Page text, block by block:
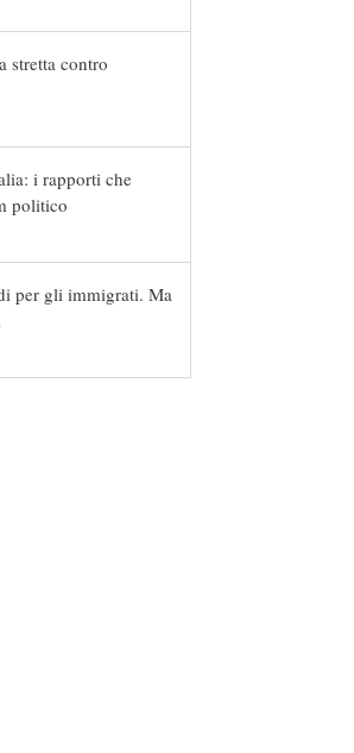
stretta contro
i rapporti che
politico
per gli immigrati. Ma